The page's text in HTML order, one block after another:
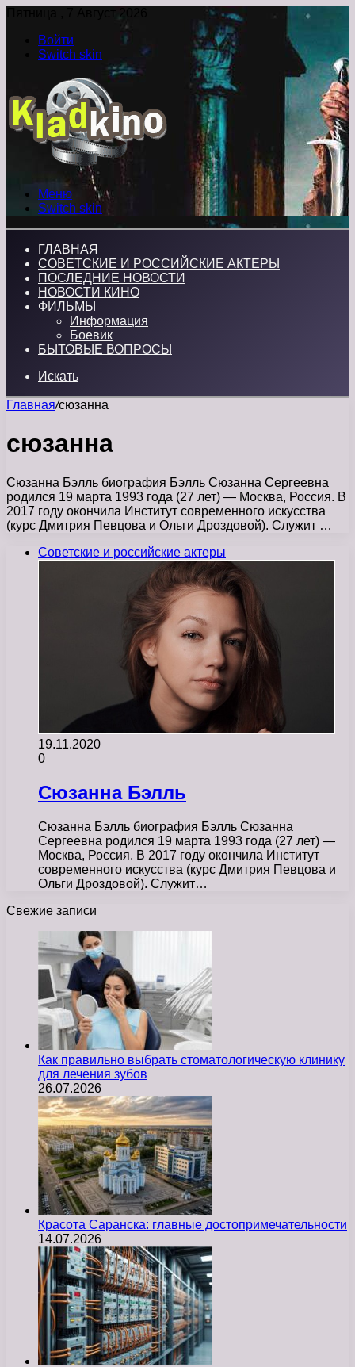
Пятница , 7 Август 2026
Войти
Switch skin
Меню
Switch skin
ГЛАВНАЯ
СОВЕТСКИЕ И РОССИЙСКИЕ АКТЕРЫ
ПОСЛЕДНИЕ НОВОСТИ
НОВОСТИ КИНО
ФИЛЬМЫ
Информация
Боевик
БЫТОВЫЕ ВОПРОСЫ
Искать
Главная/сюзанна
сюзанна
Сюзанна Бэлль биография Бэлль Сюзанна Сергеевна
родился 19 марта 1993 года (27 лет) — Москва, Россия. В
2017 году окончила Институт современного искусства
(курс Дмитрия Певцова и Ольги Дроздовой). Служит …
Советские и российские актеры
19.11.2020
0
Сюзанна Бэлль
Сюзанна Бэлль биография Бэлль Сюзанна
Сергеевна родился 19 марта 1993 года (27 лет) —
Москва, Россия. В 2017 году окончила Институт
современного искусства (курс Дмитрия Певцова и
Ольги Дроздовой). Служит…
Свежие записи
Как правильно выбрать стоматологическую клинику
для лечения зубов
26.07.2026
Красота Саранска: главные достопримечательности
14.07.2026